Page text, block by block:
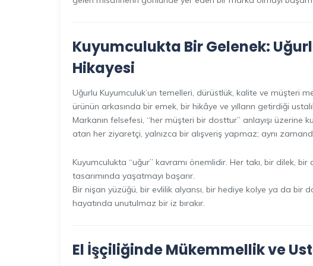
Kuyumculukta Bir Gelenek:
Hikayesi
Uğurlu Kuyumculuk’un temelleri, dürüstlük, kalite ve müşteri
ürünün arkasında bir emek, bir hikâye ve yılların getirdiği
Markanın felsefesi, “her müşteri bir dosttur” anlayışı üzerine
atan her ziyaretçi, yalnızca bir alışveriş yapmaz; aynı
Kuyumculukta “uğur” kavramı önemlidir. Her takı, bir dilek,
tasarımında yaşatmayı başarır.
Bir nişan yüzüğü, bir evlilik alyansı, bir hediye kolye ya da bir
hayatında unutulmaz bir iz bırakır.
El İşçiliğinde Mükemmellik ve